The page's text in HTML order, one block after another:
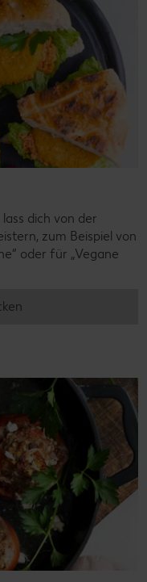
dich von der
zum Beispiel von
oder für „Vegane